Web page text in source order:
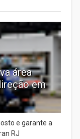
área
em
e garante a
RJ